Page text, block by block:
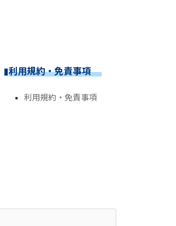
▮利用規約・免責事項
利用規約・免責事項